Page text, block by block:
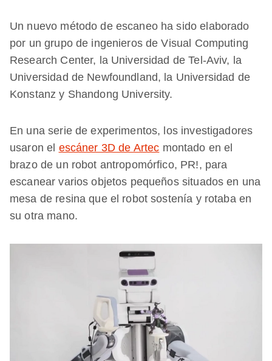
Un nuevo método de escaneo ha sido elaborado
por un grupo de ingenieros de Visual Computing
Research Center, la Universidad de Tel-Aviv, la
Universidad de Newfoundland, la Universidad de
Konstanz y Shandong University.
En una serie de experimentos, los investigadores
usaron el escáner 3D de Artec montado en el
brazo de un robot antropomórfico, PR!, para
escanear varios objetos pequeños situados en una
mesa de resina que el robot sostenía y rotaba en
su otra mano.